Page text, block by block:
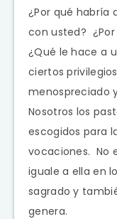
¿Por qué habría
con usted?
¿Qué le hace a
ciertos
menospreciado
Nosotros los
escogidos para
vocaciones. No
iguale a ella en
sagrado y
genera.